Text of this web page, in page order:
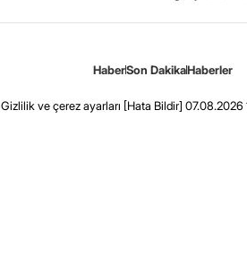
HaberSon DakikaHaberler
Gizlilik ve çerez ayarları [Hata Bildir] 07.08.2026